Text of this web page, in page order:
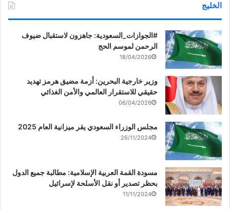
الخليج
‏‎#الجوازات_السعودية: جاهزون لاستقبال ضيوف
الرحمن لموسم الحج
18/04/2026
وزير خارجية البحرين: أزمة مضيق هرمز تهديد
حقيقي للاستقرار العالمي والأمن الغذائي
06/04/2026
مجلس الوزراء السعودي يقر ميزانية العام 2025
26/11/2024
مسودة القمة العربية الإسلامية: مطالبة جميع الدول
بحظر تصدير أو نقل الأسلحة لإسرائيل
11/11/2024